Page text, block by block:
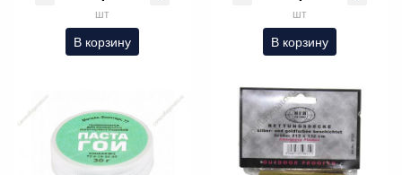
шт
В корзину
шт
В корзину